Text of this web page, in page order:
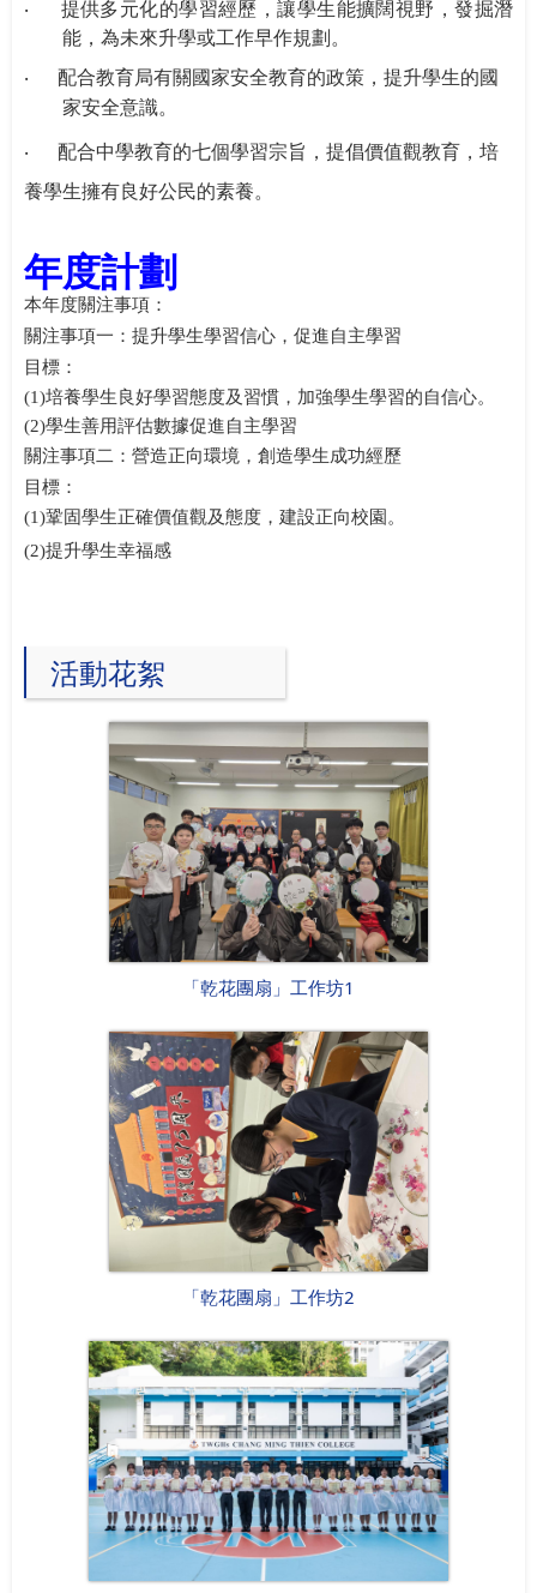
‧
提供多元化的學習經歷，讓學生能擴闊視野，發掘潛
能，為未來升學或工作早作規劃。
‧
配合教育局有關國家安全教育的政策，提升學生的國
家安全意識。
‧
配合中學教育的七個學習宗旨，提倡價值觀教育，培
養學生擁有良好公民的素養。
年度計劃
本年度關注事項：
關注事項一：提升學生學習信心，促進自主學習
目標：
(1)培養學生良好學習態度及習慣，加強學生學習的自信心。
(2)學生善用評估數據促進自主學習
關注事項二：營造正向環境，創造學生成功經歷
目標：
(1)鞏固學生正確價值觀及態度，建設正向校園。
(2)提升學生幸福感
活動花絮
「乾花團扇」工作坊1
「乾花團扇」工作坊2